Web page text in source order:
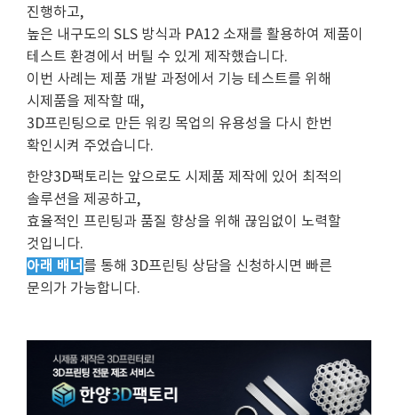
진행하고,
높은 내구도의 SLS 방식과 PA12 소재를 활용하여 제품이
테스트 환경에서 버틸 수 있게 제작했습니다.
이번 사례는 제품 개발 과정에서 기능 테스트를 위해
시제품을 제작할 때,
3D프린팅으로 만든 워킹 목업의 유용성을 다시 한번
확인시켜 주었습니다.
한양3D팩토리는 앞으로도 시제품 제작에 있어 최적의
솔루션을 제공하고,
효율적인 프린팅과 품질 향상을 위해 끊임없이 노력할
것입니다.
아래 배너 를 통해 3D프린팅 상담을 신청하시면 빠른
문의가 가능합니다.